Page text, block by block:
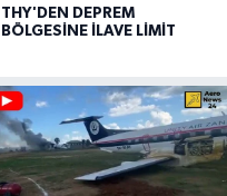
THY'DEN DEPREM
BÖLGESİNE İLAVE LİMİT